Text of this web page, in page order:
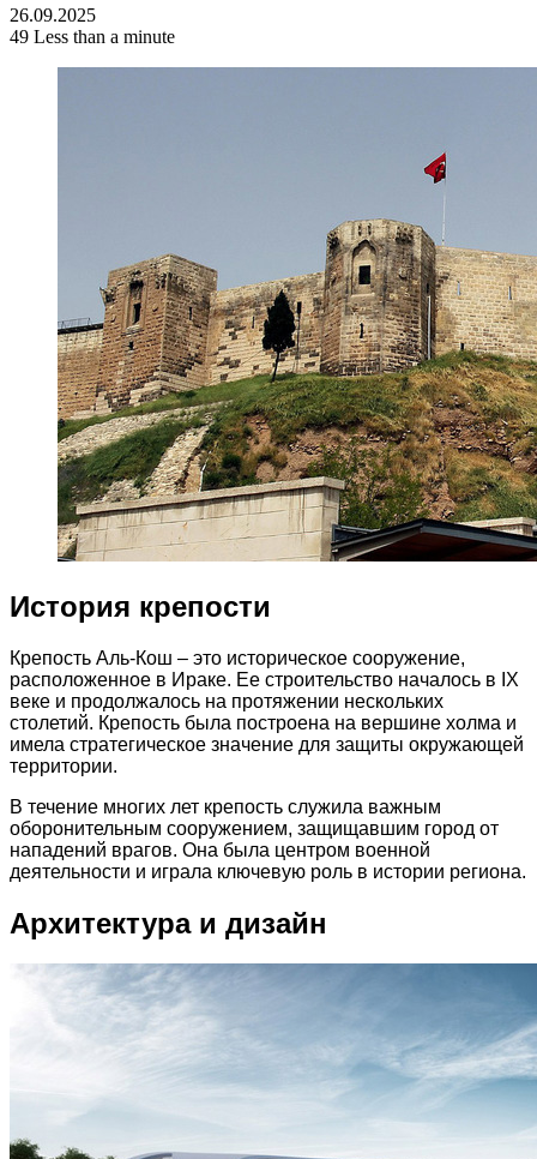
26.09.2025
49 Less than a minute
История крепости
Крепость Аль-Кош – это историческое сооружение,
расположенное в Ираке. Ее строительство началось в IX
веке и продолжалось на протяжении нескольких
столетий. Крепость была построена на вершине холма и
имела стратегическое значение для защиты окружающей
территории.
В течение многих лет крепость служила важным
оборонительным сооружением, защищавшим город от
нападений врагов. Она была центром военной
деятельности и играла ключевую роль в истории региона.
Архитектура и дизайн